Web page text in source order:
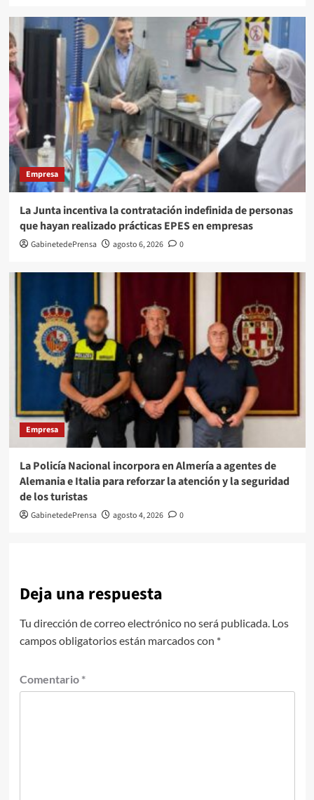
Empresa
La Junta incentiva la contratación indefinida de personas
que hayan realizado prácticas EPES en empresas
GabinetedePrensa agosto 6, 2026 0
Empresa
La Policía Nacional incorpora en Almería a agentes de
Alemania e Italia para reforzar la atención y la seguridad
de los turistas
GabinetedePrensa agosto 4, 2026 0
Deja una respuesta
Tu dirección de correo electrónico no será publicada. Los
campos obligatorios están marcados con *
Comentario *